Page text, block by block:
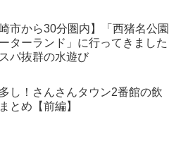
崎市から30分圏内】「西猪名公園
ターランド」に行ってきました
スパ抜群の水遊び
し！さんさんタウン2番館の飲
とめ【前編】